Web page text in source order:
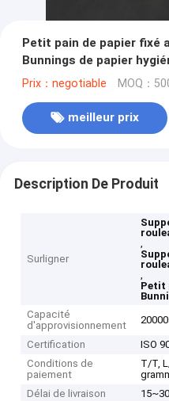
Petit pain de papier fixé
Bunnings de papier
adhésif de rouleau
Prix：negotiable MOQ：
meilleur prix
Description De Produit
Surligner
,
,
Petit
Capacité
d'approvisionnement
Certification
ISO
Conditions de
paiement
T/T,
Délai de livraison